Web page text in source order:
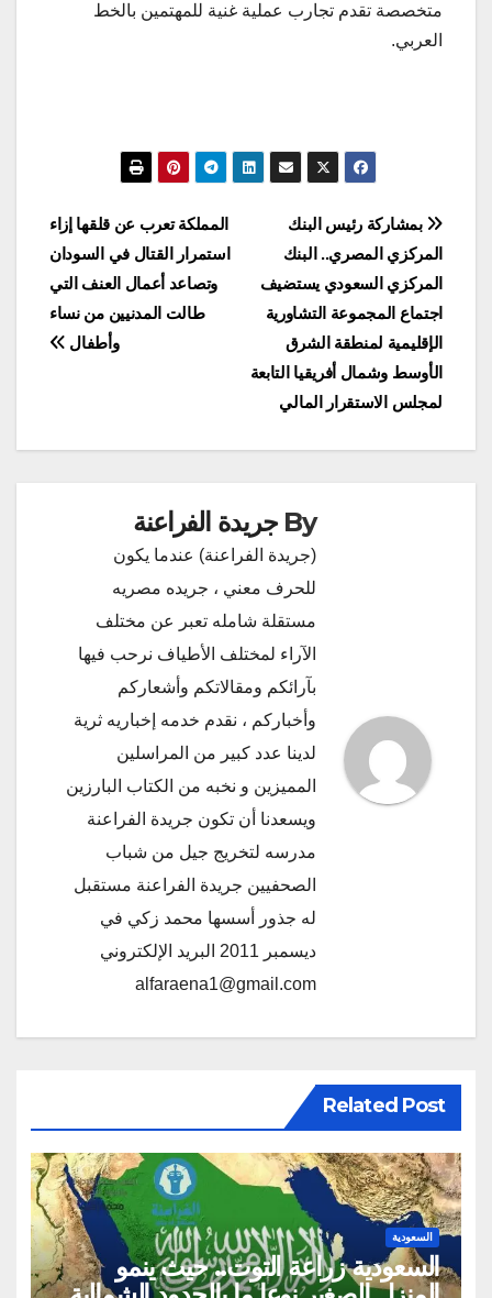
متخصصة تقدم تجارب عملية غنية للمهتمين بالخط
العربي.
تصفّح
المقالات
المملكة تعرب عن قلقها إزاء
استمرار القتال في السودان
وتصاعد أعمال العنف التي
طالت المدنيين من نساء
وأطفال
بمشاركة رئيس البنك
المركزي المصري.. البنك
المركزي السعودي يستضيف
اجتماع المجموعة التشاورية
الإقليمية لمنطقة الشرق
الأوسط وشمال أفريقيا التابعة
لمجلس الاستقرار المالي
By جريدة الفراعنة
(جريدة الفراعنة) عندما يكون
للحرف معني ، جريده مصريه
مستقلة شامله تعبر عن مختلف
الآراء لمختلف الأطياف نرحب فيها
بآرائكم ومقالاتكم وأشعاركم
وأخباركم ، نقدم خدمه إخباريه ثرية
لدينا عدد كبير من المراسلين
المميزين و نخبه من الكتاب البارزين
ويسعدنا أن تكون جريدة الفراعنة
مدرسه لتخريج جيل من شباب
الصحفيين جريدة الفراعنة مستقبل
له جذور أسسها محمد زكي في
ديسمبر 2011 البريد الإلكتروني
alfaraena1@gmail.com
Related Post
السعودية
السعودية زراعة التوت.. حيث ينمو